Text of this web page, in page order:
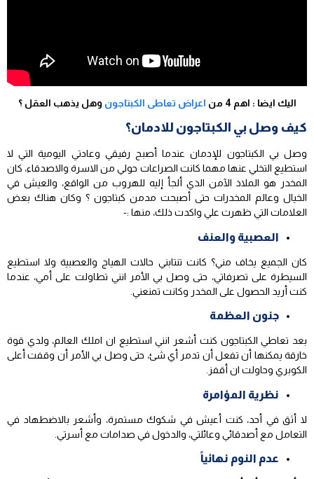
اليك ايضا : اهم 4 من اعراض تعاطى الكبتاجون وهل يذهب العقل ؟
كيف وصل بي الكبتاجون للادمان؟
وصل بي الكبتاجون للإدمان عندما أصبح رفيقي وعادتي اليومية التي لا
استطيع التخلي عنها مهما كانت الصراعات حولي من الاسرة والاصدقاء، كان
المخدر هو الملاذ الآمن الذي ألجأ إليه للهروب من الواقع، والعيش في
الخيال وعالم المخدرات حتى أصبحت مدمن كبتاجون ؟ وكان هناك بعض
العلامات التي ظهرت علي واكدت ذلك، منها :-
العصبية والعنف
كان الجميع يخاف مني؟ كانت تنتابني حالات الهياج والعصبية ولا استطيع
السيطرة على تصرفاتي، حتى وصل بي الأمر انني تطاولت على أمي، عندما
كنت أريد الحصول على المخدر وكانت تمنعني.
جنون العظمة
بعد تعاطي الكبتاجون كنت أشعر انني استطيع ان املك العالم، ولدي قوة
خارقة يمكنها أن تفعل أن تدمر أي شئ، حتى وصل بي الأمر أن وقفت أعلى
الكوبري وحاولت ان أقفز.
نظرية المؤامرة
لا أثق في أحد، كنت أعيش في شكوك مستمرة، وأشعر بالاضطهاد في
التعامل مع أصدقائي وعائلتي، والدخول في صدامات مع أسرتي.
عدم النوم نهائياً